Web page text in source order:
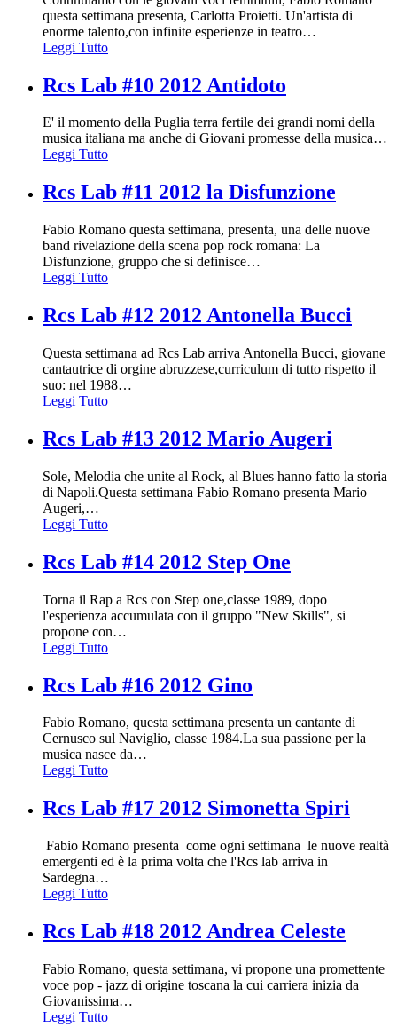
questa settimana presenta, Carlotta Proietti. Un'artista di
enorme talento,con infinite esperienze in teatro…
Leggi Tutto
Rcs Lab #10 2012 Antidoto
E' il momento della Puglia terra fertile dei grandi nomi della
musica italiana ma anche di Giovani promesse della musica…
Leggi Tutto
Rcs Lab #11 2012 la Disfunzione
Fabio Romano questa settimana, presenta, una delle nuove
band rivelazione della scena pop rock romana: La
Disfunzione, gruppo che si definisce…
Leggi Tutto
Rcs Lab #12 2012 Antonella Bucci
Questa settimana ad Rcs Lab arriva Antonella Bucci, giovane
cantautrice di orgine abruzzese,curriculum di tutto rispetto il
suo: nel 1988…
Leggi Tutto
Rcs Lab #13 2012 Mario Augeri
Sole, Melodia che unite al Rock, al Blues hanno fatto la storia
di Napoli.Questa settimana Fabio Romano presenta Mario
Augeri,…
Leggi Tutto
Rcs Lab #14 2012 Step One
Torna il Rap a Rcs con Step one,classe 1989, dopo
l'esperienza accumulata con il gruppo "New Skills", si
propone con…
Leggi Tutto
Rcs Lab #16 2012 Gino
Fabio Romano, questa settimana presenta un cantante di
Cernusco sul Naviglio, classe 1984.La sua passione per la
musica nasce da…
Leggi Tutto
Rcs Lab #17 2012 Simonetta Spiri
Fabio Romano presenta come ogni settimana le nuove realtà
emergenti ed è la prima volta che l'Rcs lab arriva in
Sardegna…
Leggi Tutto
Rcs Lab #18 2012 Andrea Celeste
Fabio Romano, questa settimana, vi propone una promettente
voce pop - jazz di origine toscana la cui carriera inizia da
Giovanissima…
Leggi Tutto